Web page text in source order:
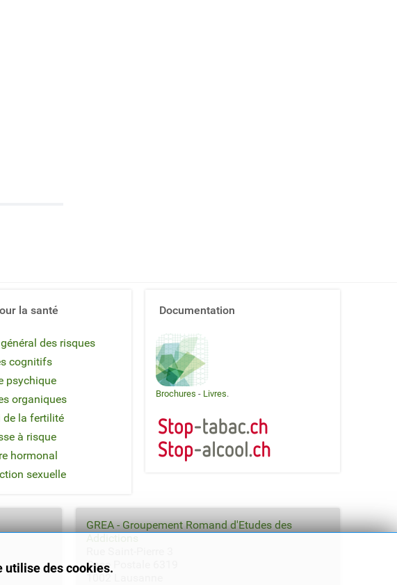
la santé
des risques
cognitifs
psychique
organiques
de la fertilité
à risque
hormonal
sexuelle
Documentation
Brochures - Livres.
GREA - Groupement Romand d'Etudes des
Case Postale 6319
utilise des cookies.